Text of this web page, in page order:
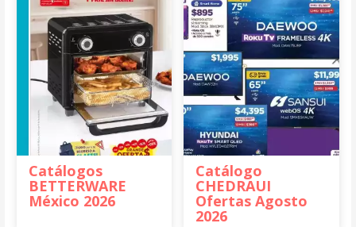
Catálogos
BETTERWARE
México 2026
Catálogo
CHEDRAUI
Ofertas Agosto
2026